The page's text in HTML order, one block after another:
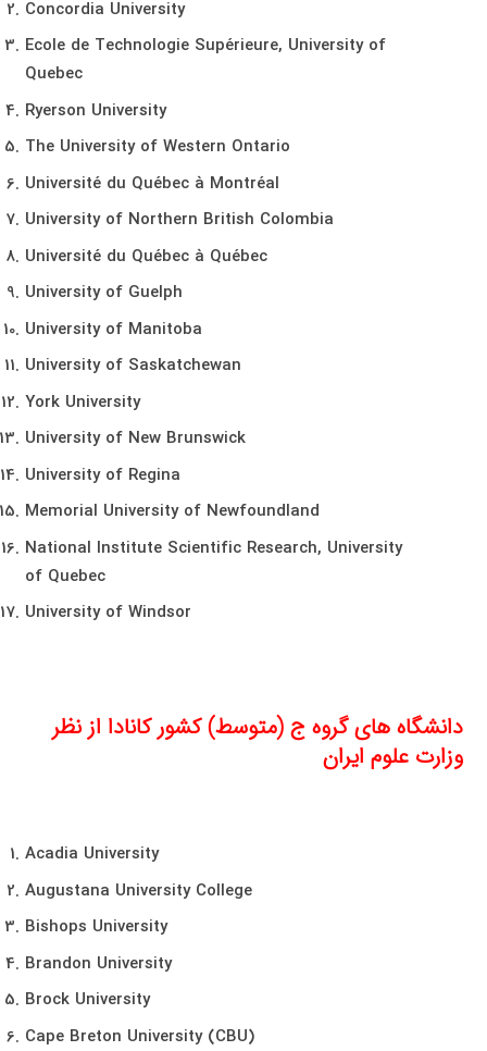
Concordia University
Ecole de Technologie Supérieure, University of
Quebec
Ryerson University
The University of Western Ontario
Université du Québec à Montréal
University of Northern British Colombia
Université du Québec à Québec
University of Guelph
University of Manitoba
University of Saskatchewan
York University
University of New Brunswick
University of Regina
Memorial University of Newfoundland
National Institute Scientific Research, University
of Quebec
University of Windsor
دانشگاه های گروه ج (متوسط) کشور کانادا از نظر
وزارت علوم ایران
Acadia University
Augustana University College
Bishops University
Brandon University
Brock University
Cape Breton University (CBU)